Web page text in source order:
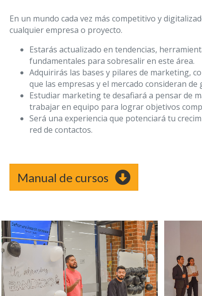
En un mundo cada vez más competitivo y
cualquier empresa o proyecto.
Estarás actualizado en tendencias,
fundamentales para sobresalir en este área.
Adquirirás las bases y pilares de marketing,
que las empresas y el mercado consideran
Estudiar marketing te desafiará a pensar de
trabajar en equipo para lograr objetivos
Será una experiencia que potenciará tu
red de contactos.
Manual de cursos